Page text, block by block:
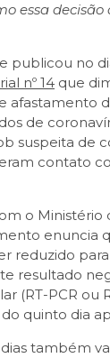
essa decisão
publicou no
nº 14 que
afastamento
de
suspeita de
contato
o Ministério
enuncia
reduzido para
resultado
(RT-PCR ou
quinto dia
também